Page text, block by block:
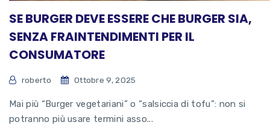
SE BURGER DEVE ESSERE CHE BURGER SIA,
SENZA FRAINTENDIMENTI PER IL
CONSUMATORE
roberto Ottobre 9, 2025
Mai più “Burger vegetariani” o “salsiccia di tofu”: non si
potranno più usare termini asso...